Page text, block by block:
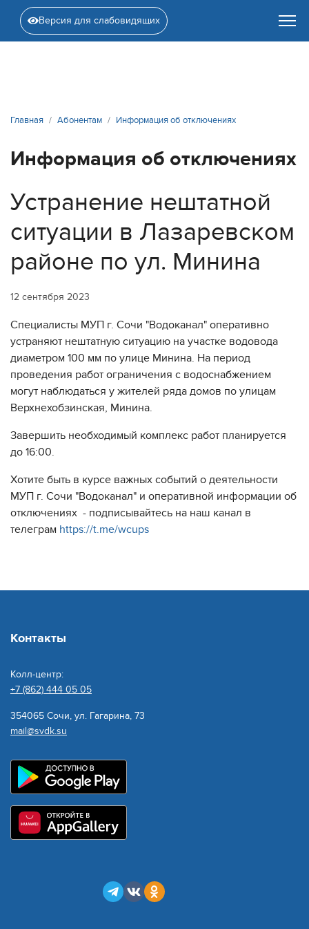
Версия для слабовидящих
Главная Абонентам Информация об отключениях
Информация об отключениях
Устранение нештатной
ситуации в Лазаревском
районе по ул. Минина
12 сентября 2023
Специалисты МУП г. Сочи "Водоканал" оперативно
устраняют нештатную ситуацию на участке водовода
диаметром 100 мм по улице Минина. На период
проведения работ ограничения с водоснабжением
могут наблюдаться у жителей ряда домов по улицам
Верхнехобзинская, Минина.
Завершить необходимый комплекс работ планируется
до 16:00.
Хотите быть в курсе важных событий о деятельности
МУП г. Сочи "Водоканал" и оперативной информации об
отключениях - подписывайтесь на наш канал в
телеграм https://t.me/wcups
Контакты
Колл-центр:
+7 (862) 444 05 05
354065 Сочи, ул. Гагарина, 73
mail@svdk.su